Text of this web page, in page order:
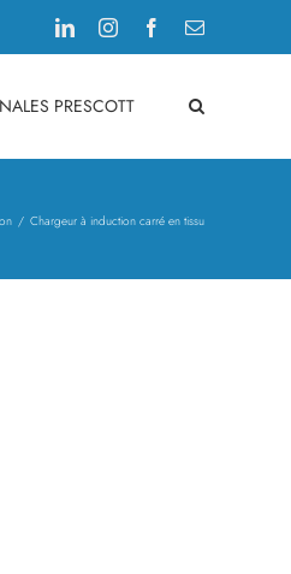
LinkedInInstagramFacebook
Email
PRESCOTT
Chargeur à induction carré en tissu